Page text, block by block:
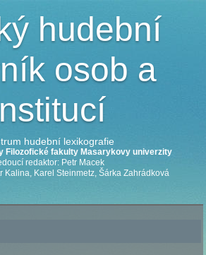
hudební
osob a
hudební lexikografie
Filozofické fakulty Masarykovy univerzity
redaktor: Petr Macek
Kalina, Karel Steinmetz, Šárka Zahrádková